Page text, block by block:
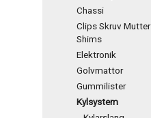
Chassi
Clips Skruv Mutter
Shims
Elektronik
Golvmattor
Gummilister
Kylsystem